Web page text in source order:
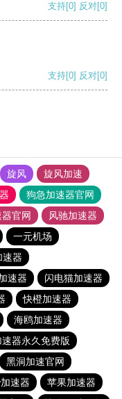
支持[0] 反对[0]
支持[0] 反对[0]
旋风
旋风加速
狗急加速器官网
官网
风驰加速器
一元机场
速器
速器
闪电猫加速器
快橙加速器
海鸥加速器
器永久免费版
黑洞加速官网
速器
苹果加速器